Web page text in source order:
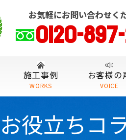
お気軽にお問い合わせく
0120-
施工事例
WORKS
お客様の
VOICE
お役立ちコ